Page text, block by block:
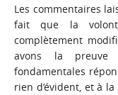
Les commentaires
fait que la
complètement
avons la preuve
fondamentales
rien d’évident, et à